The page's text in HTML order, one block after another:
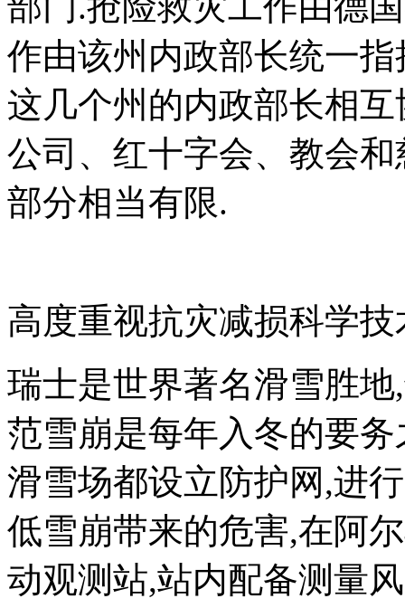
作由该州内政部长统一
这几个州的内政部长相
公司、红十字会、教会
部分相当有限.
高度重视抗灾减损科学
瑞士是世界著名滑雪胜
范雪崩是每年入冬的要
滑雪场都设立防护网,进
低雪崩带来的危害,在阿
动观测站,站内配备测量